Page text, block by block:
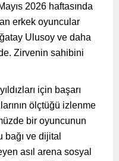
2026 haftasında
erkek oyuncular
Ulusoy ve daha
Zirvenin sahibini
için başarı
ölçtüğü izlenme
bir oyuncunun
ve dijital
asıl arena sosyal